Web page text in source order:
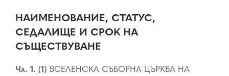
НАИМЕНОВАНИЕ, СТАТУС,
СЕДАЛИЩЕ И СРОК НА
СЪЩЕСТВУВАНЕ
Чл. 1. (1) ВСЕЛЕНСКА СЪБОРНА ЦЪРКВА НА